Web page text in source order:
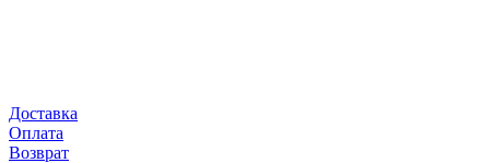
Доставка
Оплата
Возврат